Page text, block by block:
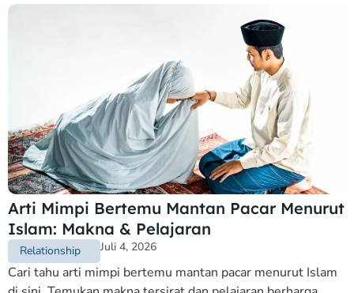
Arti Mimpi Bertemu Mantan Pacar Menurut
Islam: Makna & Pelajaran
Relationship Juli 4, 2026
Cari tahu arti mimpi bertemu mantan pacar menurut Islam